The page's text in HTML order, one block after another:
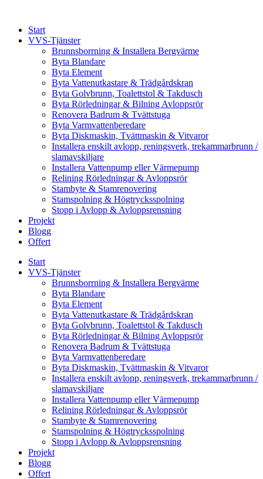
contentStart
VVS-Tjänster
Brunnsborrning & Installera Bergvärme
Byta Blandare
Byta Element
Byta Vattenutkastare & Trädgårdskran
Byta Golvbrunn, Toalettstol & Takdusch
Byta Rörledningar & Bilning Avloppsrör
Renovera Badrum & Tvättstuga
Byta Varmvattenberedare
Byta Diskmaskin, Tvättmaskin & Vitvaror
Installera enskilt avlopp, reningsverk, trekammarbrunn /
slamavskiljare
Installera Vattenpump eller Värmepump
Relining Rörledningar & Avloppsrör
Stambyte & Stamrenovering
Stamspolning & Högtrycksspolning
Stopp i Avlopp & Avloppsrensning
Projekt
Blogg
Offert
Start
VVS-Tjänster
Brunnsborrning & Installera Bergvärme
Byta Blandare
Byta Element
Byta Vattenutkastare & Trädgårdskran
Byta Golvbrunn, Toalettstol & Takdusch
Byta Rörledningar & Bilning Avloppsrör
Renovera Badrum & Tvättstuga
Byta Varmvattenberedare
Byta Diskmaskin, Tvättmaskin & Vitvaror
Installera enskilt avlopp, reningsverk, trekammarbrunn /
slamavskiljare
Installera Vattenpump eller Värmepump
Relining Rörledningar & Avloppsrör
Stambyte & Stamrenovering
Stamspolning & Högtrycksspolning
Stopp i Avlopp & Avloppsrensning
Projekt
Blogg
Offert